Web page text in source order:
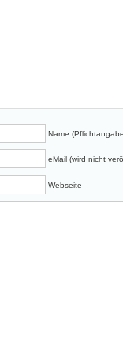
Name
eMail (wird nicht
Webseite